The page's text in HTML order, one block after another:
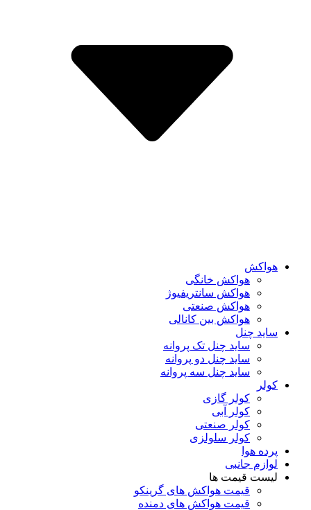
هواکش
هواکش خانگی
هواکش سانتریفیوژ
هواکش صنعتی
هواکش بین کانالی
ساید چنل
ساید چنل تک پروانه
ساید چنل دو پروانه
ساید چنل سه پروانه
کولر
کولر گازی
کولر آبی
کولر صنعتی
کولر سلولزی
پرده هوا
لوازم جانبی
لیست قیمت ها
قیمت هواکش های گرینکو
قیمت هواکش های دمنده